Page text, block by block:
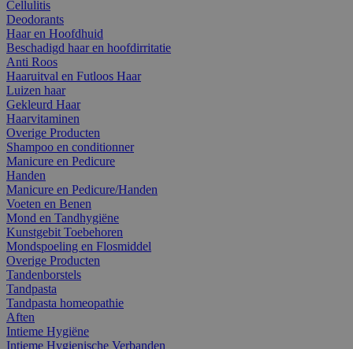
Cellulitis
Deodorants
Haar en Hoofdhuid
Beschadigd haar en hoofdirritatie
Anti Roos
Haaruitval en Futloos Haar
Luizen haar
Gekleurd Haar
Haarvitaminen
Overige Producten
Shampoo en conditionner
Manicure en Pedicure
Handen
Manicure en Pedicure/Handen
Voeten en Benen
Mond en Tandhygiëne
Kunstgebit Toebehoren
Mondspoeling en Flosmiddel
Overige Producten
Tandenborstels
Tandpasta
Tandpasta homeopathie
Aften
Intieme Hygiëne
Intieme Hygienische Verbanden